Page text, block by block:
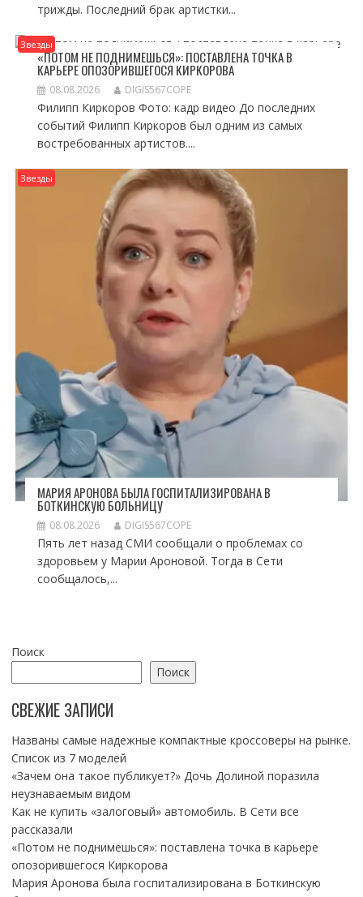
трижды. Последний брак артистки...
Звезды
«ПОТОМ НЕ ПОДНИМЕШЬСЯ»: ПОСТАВЛЕНА ТОЧКА В
КАРЬЕРЕ ОПОЗОРИВШЕГОСЯ КИРКОРОВА
08.08.2026 DIGIS567COPE
Филипп Киркоров Фото: кадр видео До последних
событий Филипп Киркоров был одним из самых
востребованных артистов....
Звезды
МАРИЯ АРОНОВА БЫЛА ГОСПИТАЛИЗИРОВАНА В
БОТКИНСКУЮ БОЛЬНИЦУ
08.08.2026 DIGIS567COPE
Пять лет назад СМИ сообщали о проблемах со
здоровьем у Марии Ароновой. Тогда в Сети
сообщалось,...
Поиск
Поиск
СВЕЖИЕ ЗАПИСИ
Названы самые надежные компактные кроссоверы на рынке.
Список из 7 моделей
«Зачем она такое публикует?» Дочь Долиной поразила
неузнаваемым видом
Как не купить «залоговый» автомобиль. В Сети все
рассказали
«Потом не поднимешься»: поставлена точка в карьере
опозорившегося Киркорова
Мария Аронова была госпитализирована в Боткинскую